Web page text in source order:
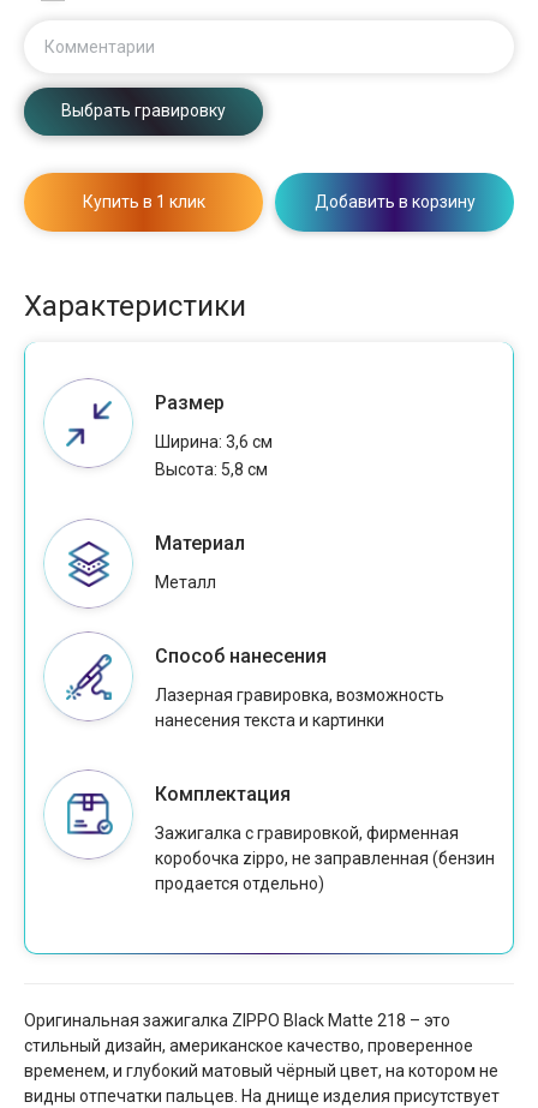
Комментарии
Выбрать гравировку
Купить в 1 клик Добавить в корзину
Характеристики
Размер
Ширина: 3,6 см
Высота: 5,8 см
Материал
Металл
Способ нанесения
Лазерная гравировка, возможность
нанесения текста и картинки
Комплектация
Зажигалка с гравировкой, фирменная
коробочка zippo, не заправленная (бензин
продается отдельно)
Оригинальная зажигалка ZIPPO Black Matte 218 – это
стильный дизайн, американское качество, проверенное
временем, и глубокий матовый чёрный цвет, на котором не
видны отпечатки пальцев. На днище изделия присутствует